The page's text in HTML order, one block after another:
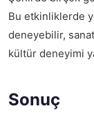
Bu etkinliklerde
deneyebilir,
kültür deneyimi
Sonuç